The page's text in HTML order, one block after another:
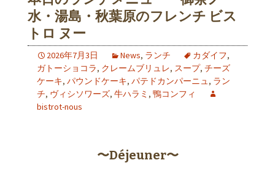
水・湯島・秋葉原のフレンチ ビス
トロ ヌー
2026年7月3日 News, ランチ カダイフ,
ガトーショコラ, クレームブリュレ, スープ, チーズ
ケーキ, パウンドケーキ, パテドカンパーニュ, ラン
チ, ヴィシソワーズ, 牛ハラミ , 鴨コンフィ
bistrot-nous
〜Déjeuner〜